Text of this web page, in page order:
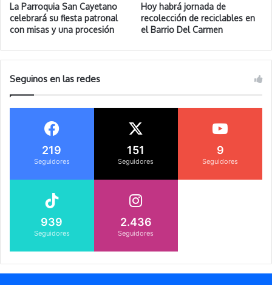
La Parroquia San Cayetano
celebrará su fiesta patronal
con misas y una procesión
Hoy habrá jornada de
recolección de reciclables en
el Barrio Del Carmen
Seguinos en las redes
219
Seguidores
151
Seguidores
9
Seguidores
939
Seguidores
2.436
Seguidores